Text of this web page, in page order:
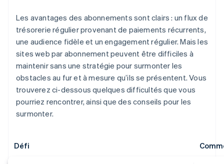
Les avantages des abonnements sont clairs : un flux de
trésorerie régulier provenant de paiements récurrents,
une audience fidèle et un engagement régulier. Mais les
sites web par abonnement peuvent être difficiles à
maintenir sans une stratégie pour surmonter les
obstacles au fur et à mesure qu’ils se présentent. Vous
trouverez ci-dessous quelques difficultés que vous
pourriez rencontrer, ainsi que des conseils pour les
surmonter.
Défi